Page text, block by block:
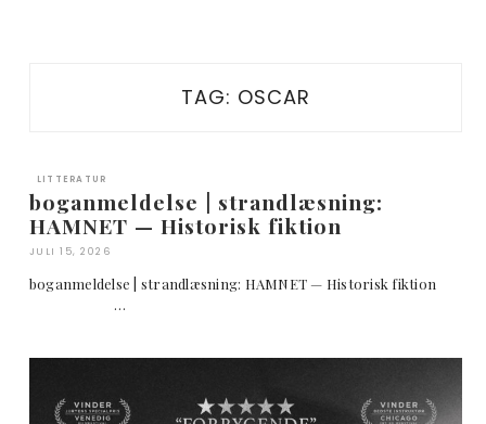
TAG: OSCAR
LITTERATUR
boganmeldelse | strandlæsning:
HAMNET — Historisk fiktion
JULI 15, 2026
boganmeldelse | strandlæsning: HAMNET — Historisk fiktion
…